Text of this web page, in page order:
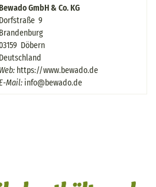
GmbH & Co. KG
Dorfstraße 9
Brandenburg
Döbern
Deutschland
Web: https://www.bewado.de
Mail: info@bewado.de